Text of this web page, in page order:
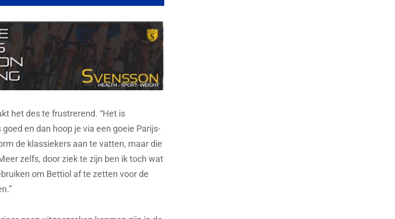
het des te frustrerend. “Het is
en dan hoop je via een goeie Parijs-
de klassiekers aan te vatten, maar die
zelfs, door ziek te zijn ben ik toch wat
om Bettiol af te zetten voor de